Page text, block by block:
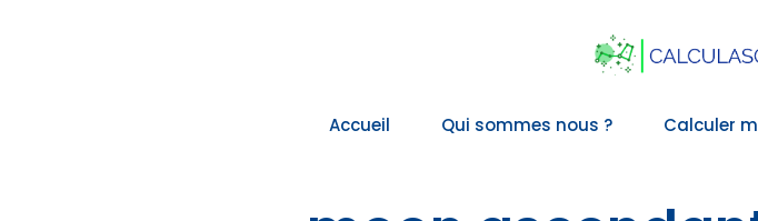
Accueil Qui sommes nous ? Calculer